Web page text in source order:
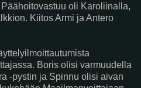
oli Karoliinalla,
Kiitos Armi ja Antero
Boris olisi varmuudella
-pystin ja Spinnu olisi aivan